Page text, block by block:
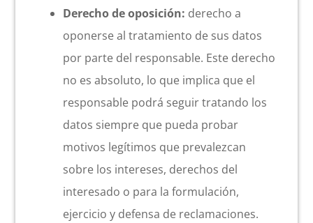
Derecho de oposición: derecho a
oponerse al tratamiento de sus datos
por parte del responsable. Este derecho
no es absoluto, lo que implica que el
responsable podrá seguir tratando los
datos siempre que pueda probar
motivos legítimos que prevalezcan
sobre los intereses, derechos del
interesado o para la formulación,
ejercicio y defensa de reclamaciones.